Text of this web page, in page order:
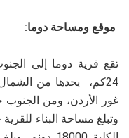
موقع ومساحة دوما:
تقع قرية دوما إلى
24كم، يحدها من
غور الأردن، ومن